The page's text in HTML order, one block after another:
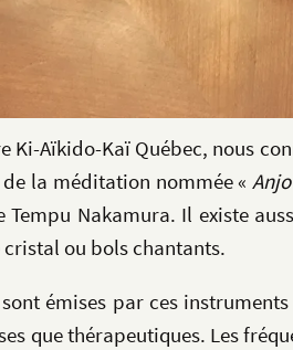
Ki-Aïkido-Kaï Québec, nous
la méditation nommée «
Tempu Nakamura. Il existe
cristal ou bols chantants.
émises par ces
que thérapeutiques. Les